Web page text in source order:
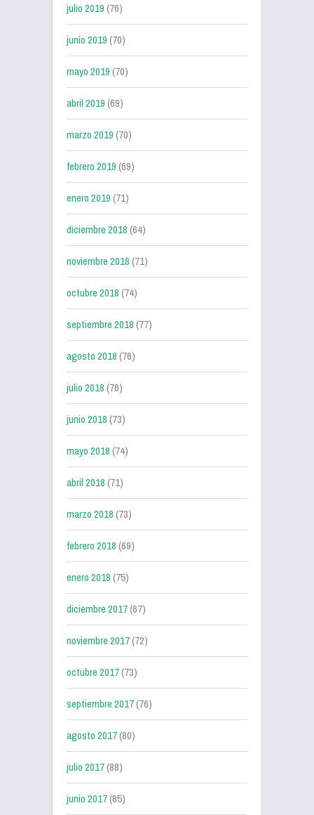
julio 2019(76)
junio 2019(70)
mayo 2019(70)
abril 2019(69)
marzo 2019(70)
febrero 2019(69)
enero 2019(71)
diciembre 2018(64)
noviembre 2018(71)
octubre 2018(74)
septiembre 2018(77)
agosto 2018(76)
julio 2018(76)
junio 2018(73)
mayo 2018(74)
abril 2018(71)
marzo 2018(73)
febrero 2018(69)
enero 2018(75)
diciembre 2017(67)
noviembre 2017(72)
octubre 2017(73)
septiembre 2017(76)
agosto 2017(80)
julio 2017(88)
junio 2017(85)